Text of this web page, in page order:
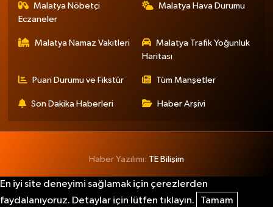
Malatya Nöbetçi
Eczaneler
Malatya Hava Durumu
Malatya Namaz Vakitleri
Malatya Trafik Yoğunluk
Haritası
Puan Durumu ve Fikstür Tüm Manşetler
Son Dakika Haberleri Haber Arşivi
Haber Yazılımı: TE Bilişim
En iyi site deneyimi sağlamak için çerezlerden
faydalanıyoruz. Detaylar için lütfen tıklayın.
Tamam